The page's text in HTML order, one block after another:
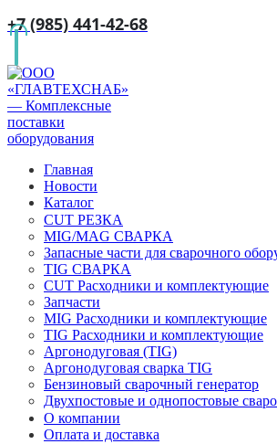
+7 (985) 441-42-68
Главная
Новости
Каталог
CUT РЕЗКА
MIG/MAG СВАРКА
Запасные части для сварочного
TIG СВАРКА
CUT Расходники и комплектующие
Запчасти
MIG Расходники и комплектующие
TIG Расходники и комплектующие
Аргонодуговая (TIG)
Аргонодуговая сварка TIG
Бензиновый сварочный генератор
Двухпостовые и однопостовые
О компании
Оплата и доставка